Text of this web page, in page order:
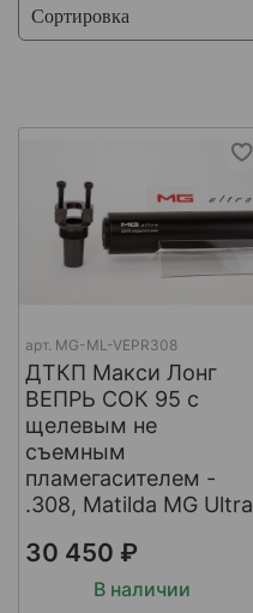
арт. МG-ML-VEPR308
ДТКП Макси Лонг
ВЕПРЬ СОК 95 с
щелевым не
съемным
пламегасителем -
.308, Matilda MG Ultra
30 450 ₽
В наличии